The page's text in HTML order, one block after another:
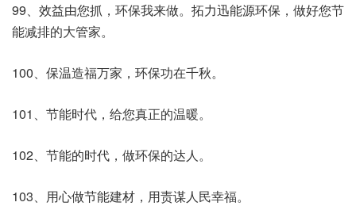
99、效益由您抓，环保我来做。拓力迅能源环保，做好您节
能减排的大管家。
100、保温造福万家，环保功在千秋。
101、节能时代，给您真正的温暖。
102、节能的时代，做环保的达人。
103、用心做节能建材，用责谋人民幸福。